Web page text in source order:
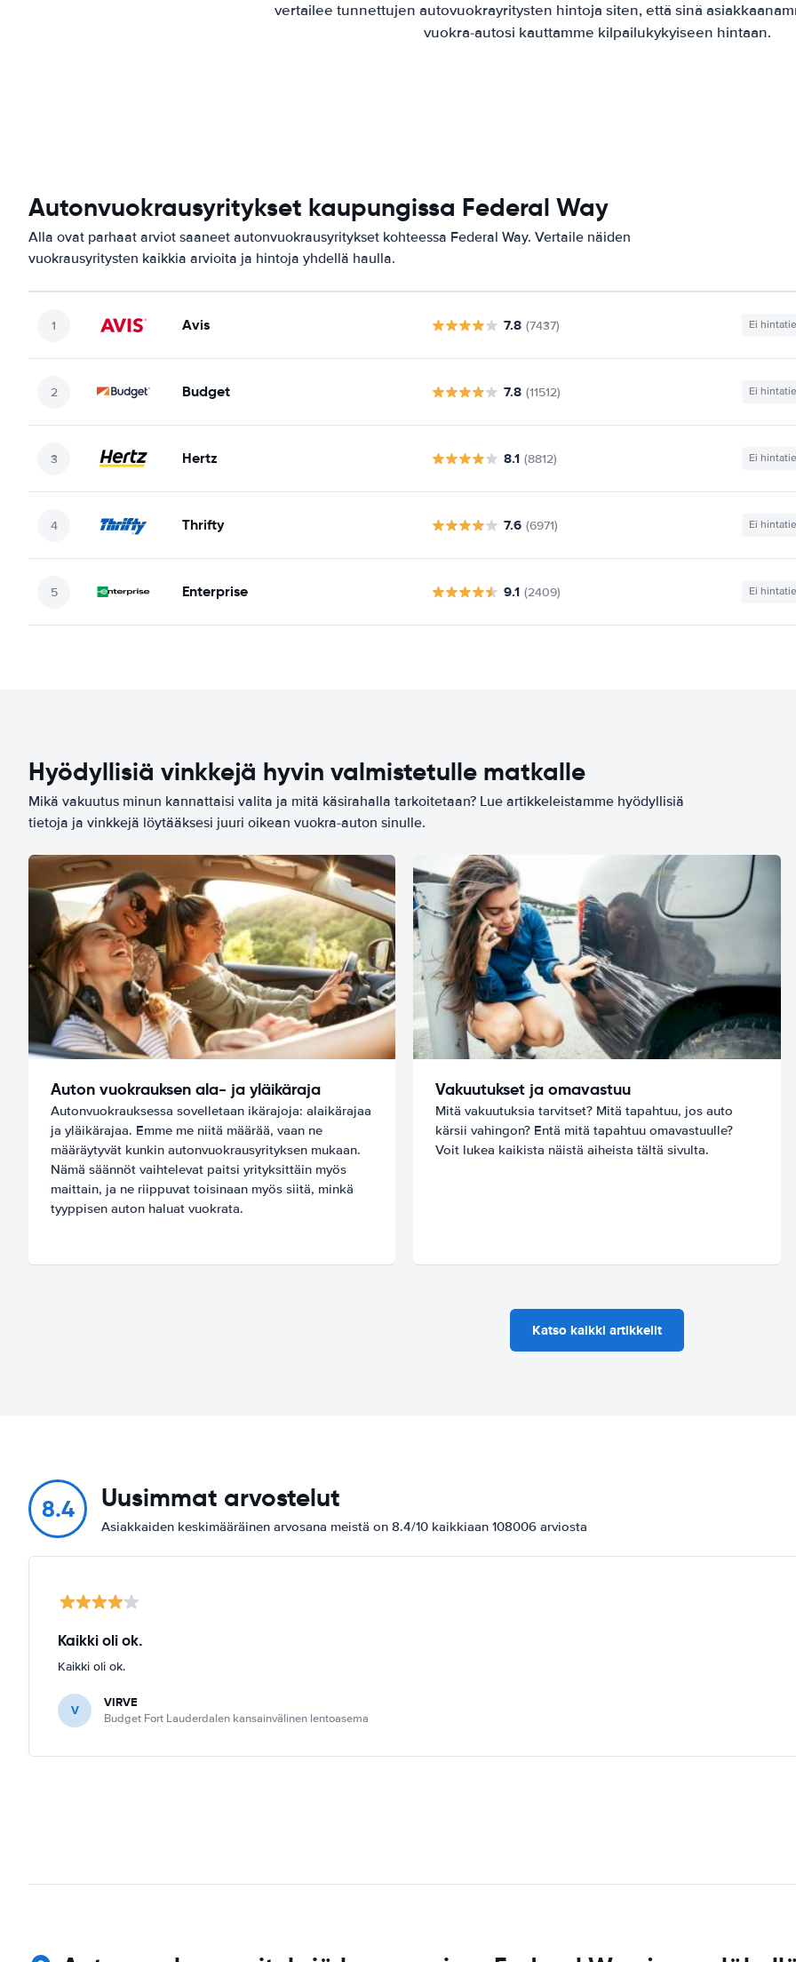
vertailee tunnettujen autovuokrayritysten hintoja siten, että sinä
vuokra-autosi kauttamme kilpailukykyiseen hintaan.
Autonvuokrausyritykset kaupungissa Federal Way
Alla ovat parhaat arviot saaneet autonvuokrausyritykset kohteessa Federal Way. Vertaile näiden
vuokrausyritysten kaikkia arvioita ja hintoja yhdellä haulla.
Avis 7.8 (7437) Ei
Budget 7.8 (11512) Ei
Hertz 8.1 (8812) Ei
Thrifty 7.6 (6971) Ei
Enterprise 9.1 (2409) Ei
Hyödyllisiä vinkkejä hyvin valmistetulle matkalle
Mikä vakuutus minun kannattaisi valita ja mitä käsirahalla tarkoitetaan? Lue artikkeleistamme hyödyllisiä
tietoja ja vinkkejä löytääksesi juuri oikean vuokra-auton sinulle.
Auton vuokrauksen ala- ja yläikäraja
Autonvuokrauksessa sovelletaan ikärajoja: alaikärajaa
ja yläikärajaa. Emme me niitä määrää, vaan ne
määräytyvät kunkin autonvuokrausyrityksen mukaan.
Nämä säännöt vaihtelevat paitsi yrityksittäin myös
maittain, ja ne riippuvat toisinaan myös siitä, minkä
tyyppisen auton haluat vuokrata.
Vakuutukset ja omavastuu
Mitä vakuutuksia tarvitset? Mitä tapahtuu, jos auto
kärsii vahingon? Entä mitä tapahtuu omavastuulle?
Voit lukea kaikista näistä aiheista tältä sivulta.
Katso kaikki artikkelit
8.4 Uusimmat arvostelut
Asiakkaiden keskimääräinen arvosana meistä on 8.4/10 kaikkiaan 108006 arviosta
Kaikki oli ok.
Kaikki oli ok.
V VIRVE
Budget Fort Lauderdalen kansainvälinen lentoasema